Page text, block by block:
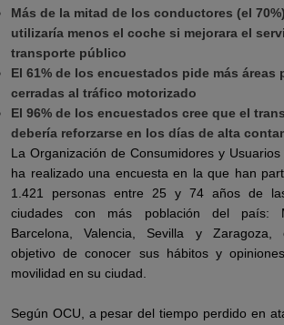
Más de la mitad de los conductores (el
utilizaría menos el coche si mejorara el
transporte público
El 61% de los encuestados pide más áreas
cerradas al tráfico motorizado
El 96% de los encuestados cree que el
debería reforzarse en los días de alta
La Organización de Consumidores y Usuarios
ha realizado una encuesta en la que han
1.421 personas entre 25 y 74 años de
ciudades con más población del país:
Barcelona, Valencia, Sevilla y Zaragoza,
objetivo de conocer sus hábitos y
movilidad en su ciudad.
Según OCU, a pesar del tiempo perdido en